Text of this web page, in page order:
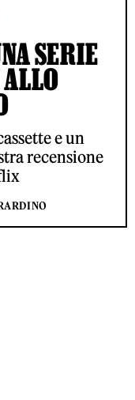
SERIE
e un
recensione